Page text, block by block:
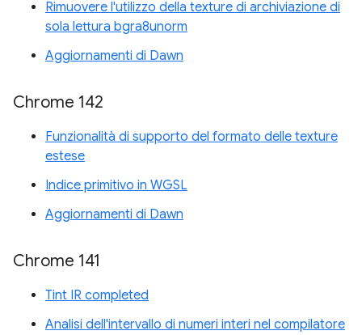
Rimuovere l'utilizzo della texture di archiviazione di
sola lettura bgra8unorm
Aggiornamenti di Dawn
Chrome 142
Funzionalità di supporto del formato delle texture
estese
Indice primitivo in WGSL
Aggiornamenti di Dawn
Chrome 141
Tint IR completed
Analisi dell'intervallo di numeri interi nel compilatore